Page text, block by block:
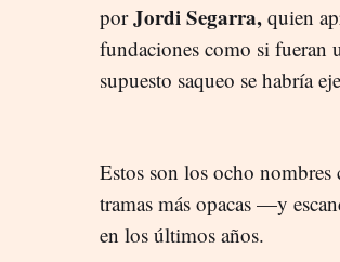
porJordi Segarra, quien
fundaciones como si fueran
supuesto saqueo se habría
Estos son los ocho nombres
tramas más opacas —y
en los últimos años.